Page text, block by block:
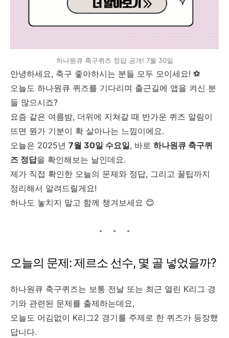
하나원큐 축구퀴즈 정답 공개! 7월 30일
안녕하세요, 축구 좋아하시는 분들 모두 모이세요! ⚽
오늘도 하나원큐 퀴즈를 기다리며 출근길에 앱을 켜신 분
들 많으시죠?
요즘 같은 여름밤, 더위에 지쳐갈 때 반가운 퀴즈 알림이
뜨면 뭔가 기분이 확 살아나는 느낌이에요.
오늘은 2025년 7월 30일 수요일, 바로 하나원큐 축구퀴
즈 정답을 확인해보는 날인데요.
제가 직접 확인한 오늘의 문제와 정답, 그리고 꿀팁까지
정리해서 알려드릴게요!
하나도 놓치지 말고 함께 챙겨보세요 😊
오늘의 문제: 제르소 선수, 몇 골 넣었을까?
하나원큐 축구퀴즈는 보통 전날 또는 최근 열린 K리그 경
기와 관련된 문제를 출제하는데요,
오늘도 어김없이 K리그2 경기를 주제로 한 퀴즈가 등장했
답니다.